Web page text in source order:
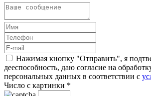
Нажимая кнопку "Отправить", я
дееспособность, даю согласие на
персональных данных в соответствии с
Число с картинки *